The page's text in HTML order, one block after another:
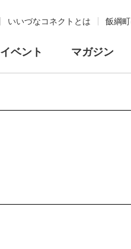
いいづなコネクトとは 飯綱
イベント マガジン